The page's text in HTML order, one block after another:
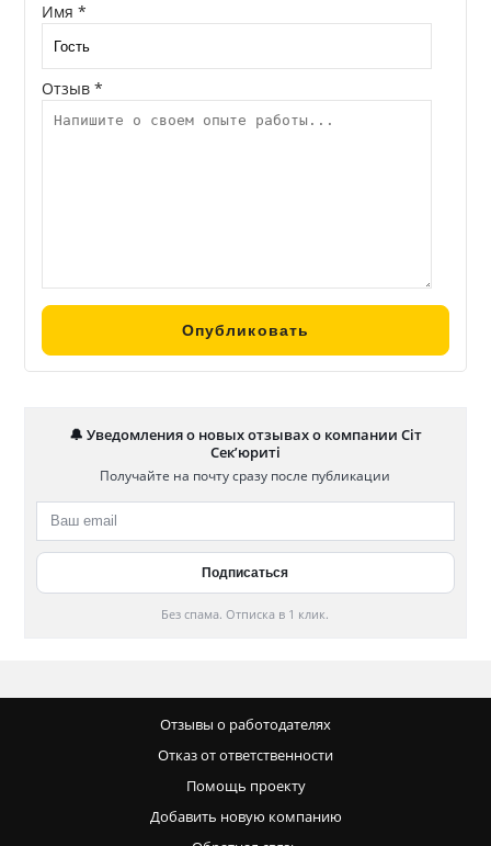
Имя *
Отзыв *
🔔 Уведомления о новых отзывах о компании Сіт
Сек’юриті
Получайте на почту сразу после публикации
Без спама. Отписка в 1 клик.
Отзывы о работодателях
Отказ от ответственности
Помощь проекту
Добавить новую компанию